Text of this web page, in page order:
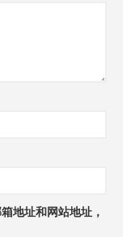
地址和网站地址，